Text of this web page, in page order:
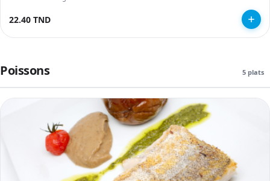
22.40 TND
Poissons 5 plats